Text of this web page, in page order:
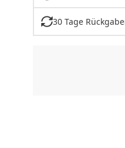
30 Tage